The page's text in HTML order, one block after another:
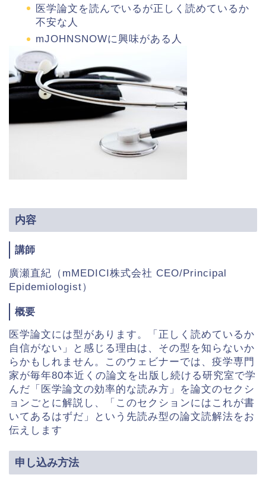
医学論文を読んでいるが正しく読めているか
不安な人
mJOHNSNOWに興味がある人
内容
講師
廣瀬直紀（mMEDICI株式会社 CEO/Principal
Epidemiologist）
概要
医学論文には型があります。「正しく読めているか
自信がない」と感じる理由は、その型を知らないか
らかもしれません。このウェビナーでは、疫学専門
家が毎年80本近くの論文を出版し続ける研究室で学
んだ「医学論文の効率的な読み方」を論文のセクシ
ョンごとに解説し、「このセクションにはこれが書
いてあるはずだ」という先読み型の論文読解法をお
伝えします
申し込み方法